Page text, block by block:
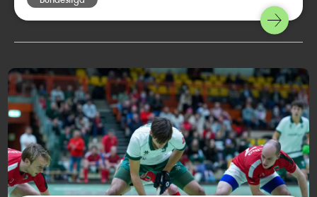
die Mannschaft vom Club an der Alster zum direkten
Konkurrenten in der Tabelle: den Herren des Berliner
HC. Hier kommt die Bundesliga-Vorschau auf das